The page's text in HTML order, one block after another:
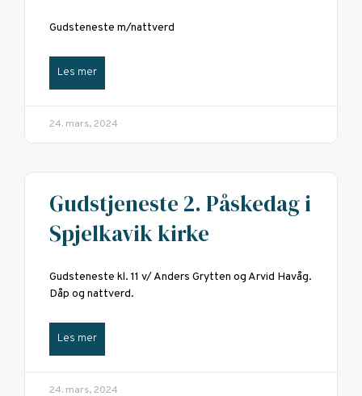
Gudsteneste m/nattverd
Les mer
24. mars, 2024
Gudstjeneste 2. Påskedag i
Spjelkavik kirke
Gudsteneste kl. 11 v/ Anders Grytten og Arvid Havåg.
Dåp og nattverd.
Les mer
24. mars, 2024